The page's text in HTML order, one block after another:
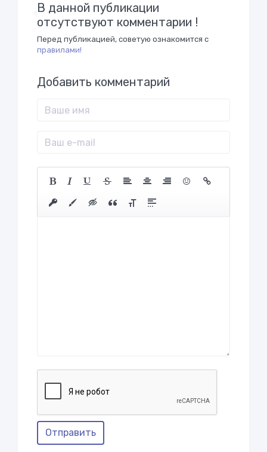
В данной публикации
отсутствуют комментарии !
Перед публикацией, советую ознакомится с
правилами!
Добавить комментарий
Отправить